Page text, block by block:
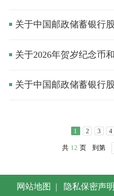
1 2 3 4
共 12 页 到第
网站地图 | 隐私保密声明